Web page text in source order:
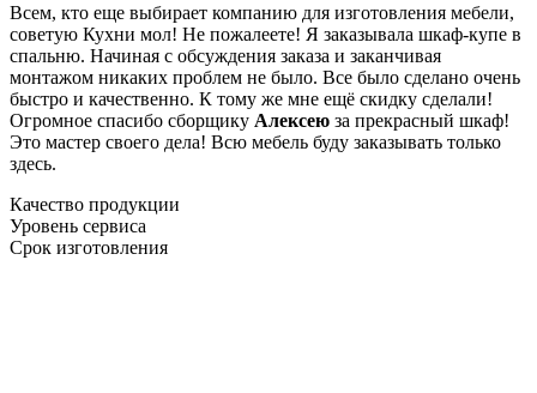
Всем, кто еще выбирает компанию для изготовления мебели,
советую Кухни мол! Не пожалеете! Я заказывала шкаф-купе в
спальню. Начиная с обсуждения заказа и заканчивая
монтажом никаких проблем не было. Все было сделано очень
быстро и качественно. К тому же мне ещё скидку сделали!
Огромное спасибо сборщику Алексею за прекрасный шкаф!
Это мастер своего дела! Всю мебель буду заказывать только
здесь.
Качество продукции
Уровень сервиса
Срок изготовления